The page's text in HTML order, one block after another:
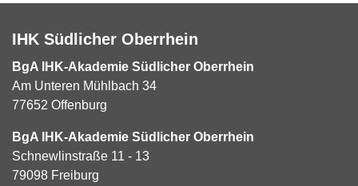
IHK Südlicher Oberrhein
BgA IHK-Akademie Südlicher Oberrhein
Am Unteren Mühlbach 34
77652 Offenburg
BgA IHK-Akademie Südlicher Oberrhein
Schnewlinstraße 11 - 13
79098 Freiburg